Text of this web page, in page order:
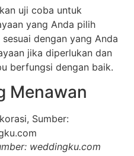
uji coba untuk
yang Anda pilih
dengan yang Anda
jika diperlukan dan
berfungsi dengan baik.
Menawan
weddingku.com